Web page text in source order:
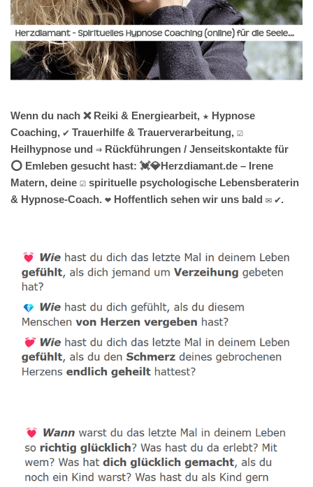
Wenn du nach ❌ Reiki & Energiearbeit, ★ Hypnose
Coaching, ✔️ Trauerhilfe & Trauerverarbeitung, ☑️
Heilhypnose und ⇒ Rückführungen / Jenseitskontakte für
⭕ Emleben gesucht hast: 💓️💎Herzdiamant.de – Irene
Matern, deine ☑️ spirituelle psychologische Lebensberaterin
& Hypnose-Coach. ❤ Hoffentlich sehen wir uns bald ✉ ✔.